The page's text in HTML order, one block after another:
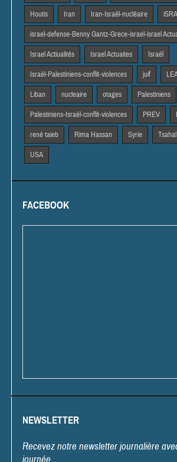
Houtis Iran Iran-Israël-nucléaire
israel-defense-Benny Gantz-Grece-israel-israel
Israel Actiualités Israel Actuaites Israël
Israël-Palestiniens-conflit-violences juif
Liban nucleaire otages Palestiniens
Palestiniens-Israël-conflit-violences PREV
rené taieb Rima Hassan Syrie Tsahal
USA
FACEBOOK
NEWSLETTER
Recevez notre newsletter journalière